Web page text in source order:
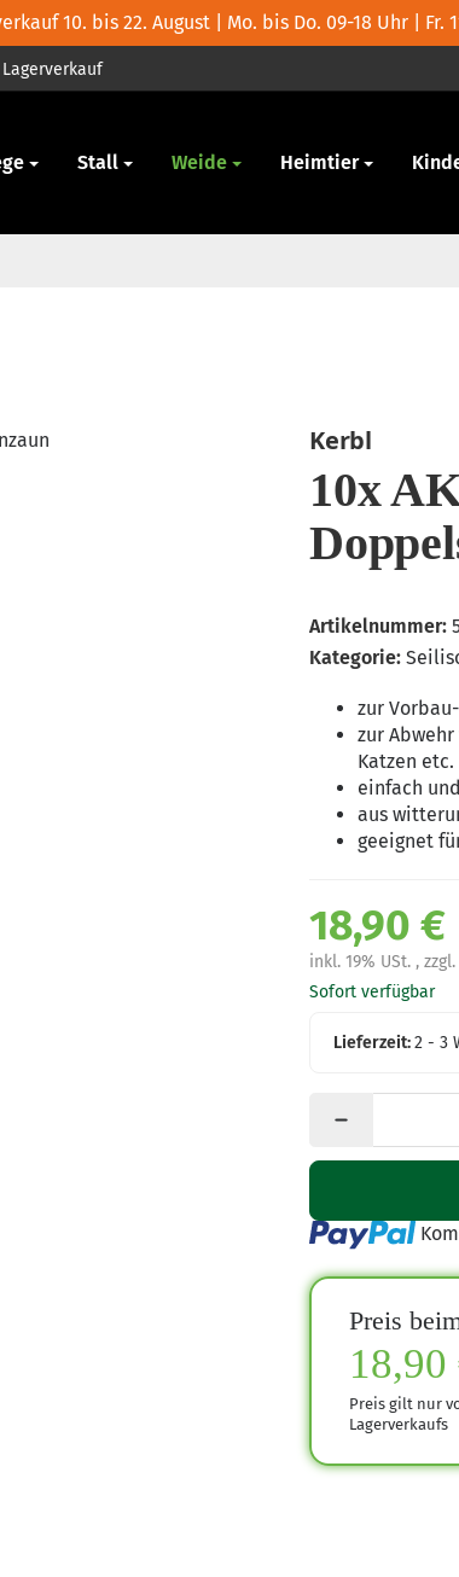
10. bis 22. August | Mo. bis Do. 09-18 Uhr | Fr.
Lagerverkauf
Stall Weide Heimtier
Kerbl
10x
Artikelnummer:
Kategorie:
zur
zur
Katzen etc.
einfach
aus
geeignet
18,90 €
inkl. 19% USt. , zzgl.
Sofort verfügbar
Lieferzeit:2 - 3
Loading...
Preis
18,90
Preis gilt nur
Lagerverkaufs